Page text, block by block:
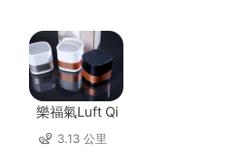
樂福氣Luft Qi
3.13 公里